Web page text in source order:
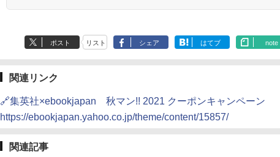
ポスト リスト シェア はてブ note
関連リンク
🔗集英社×ebookjapan 秋マン!! 2021 クーポンキャンペーン
https://ebookjapan.yahoo.co.jp/theme/content/15857/
関連記事